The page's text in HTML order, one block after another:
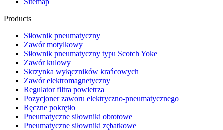
Products
Siłownik pneumatyczny
Zawór motylkowy
Siłownik pneumatyczny typu Scotch Yoke
Zawór kulowy
Skrzynka wyłączników krańcowych
Zawór elektromagnetyczny
Regulator filtra powietrza
Pozycjoner zaworu elektryczno-pneumatycznego
Ręczne pokrętło
Pneumatyczne siłowniki obrotowe
Pneumatyczne siłowniki zębatkowe